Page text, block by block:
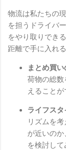
物流は私たちの
を担うドライバ
をやり取りでき
距離で手に入れ
まとめ買
荷物の総
えることが
ライフス
リズムを
が近いの
を検討して